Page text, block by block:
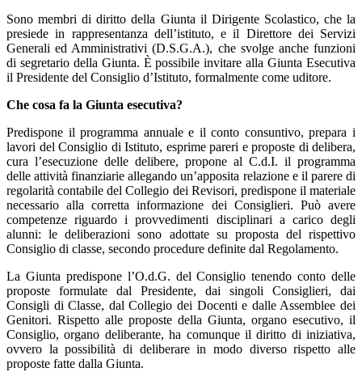
Sono membri di diritto della Giunta il Dirigente Scolastico, che la
presiede in rappresentanza dell’istituto, e il Direttore dei Servizi
Generali ed Amministrativi (D.S.G.A.), che svolge anche funzioni
di segretario della Giunta. È possibile invitare alla Giunta Esecutiva
il Presidente del Consiglio d’Istituto, formalmente come uditore.
Che cosa fa la Giunta esecutiva?
Predispone il programma annuale e il conto consuntivo, prepara i
lavori del Consiglio di Istituto, esprime pareri e proposte di delibera,
cura l’esecuzione delle delibere, propone al C.d.I. il programma
delle attività finanziarie allegando un’apposita relazione e il parere di
regolarità contabile del Collegio dei Revisori, predispone il materiale
necessario alla corretta informazione dei Consiglieri. Può avere
competenze riguardo i provvedimenti disciplinari a carico degli
alunni: le deliberazioni sono adottate su proposta del rispettivo
Consiglio di classe, secondo procedure definite dal Regolamento.
La Giunta predispone l’O.d.G. del Consiglio tenendo conto delle
proposte formulate dal Presidente, dai singoli Consiglieri, dai
Consigli di Classe, dal Collegio dei Docenti e dalle Assemblee dei
Genitori. Rispetto alle proposte della Giunta, organo esecutivo, il
Consiglio, organo deliberante, ha comunque il diritto di iniziativa,
ovvero la possibilità di deliberare in modo diverso rispetto alle
proposte fatte dalla Giunta.